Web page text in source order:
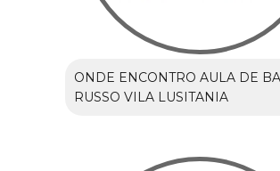
ONDE ENCONTRO AULA DE
RUSSO VILA LUSITANIA